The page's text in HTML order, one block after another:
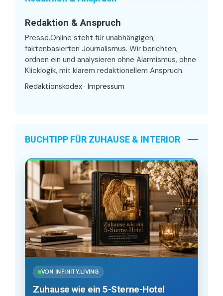
Redaktion & Anspruch
Presse.Online steht für unabhängigen,
faktenbasierten Journalismus. Wir berichten,
ordnen ein und analysieren ohne Alarmismus, ohne
Klicklogik, mit klarem redaktionellem Anspruch.
Redaktionskodex · Impressum
BUCHTIPP FÜR ZUHAUSE & INTERIOR
VON INFINITY.LIVING
Zuhause wie ein 5-Sterne-Hotel